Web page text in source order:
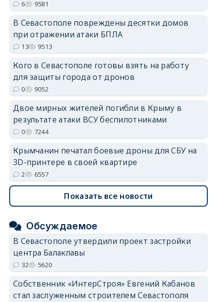
6 9581
В Севастополе повреждены десятки домов
при отражении атаки БПЛА
13 9513
Кого в Севастополе готовы взять на работу
для защиты города от дронов
0 9052
Двое мирных жителей погибли в Крыму в
результате атаки ВСУ беспилотниками
0 7244
Крымчанин печатал боевые дроны для СБУ на
3D-принтере в своей квартире
2 6557
Показать все новости
Обсуждаемое
В Севастополе утвердили проект застройки
центра Балаклавы
32 5620
Собственник «ИнтерСтроя» Евгений Кабанов
стал заслуженным строителем Севастополя